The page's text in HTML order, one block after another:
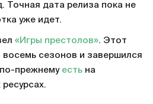
Точная дата релиза пока не
уже идет.
«Игры престолов». Этот
восемь сезонов и завершился
по-прежнему есть на